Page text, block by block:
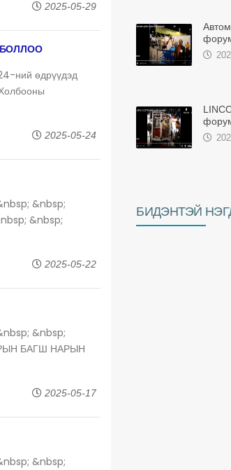
2025-05-29
БОЛЛОО
ний өдрүүдэд
2025-05-24
&nbsp;
&nbsp;
2025-05-22
&nbsp;
БАГШ НАРЫН
2025-05-17
&nbsp;
БИДЭНТЭЙ